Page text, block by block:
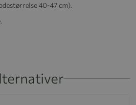
40-47 cm).